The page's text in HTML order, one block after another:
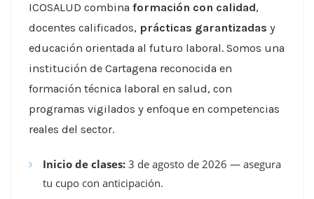
ICOSALUD combina formación con calidad,
docentes calificados, prácticas garantizadas y
educación orientada al futuro laboral. Somos una
institución de Cartagena reconocida en
formación técnica laboral en salud, con
programas vigilados y enfoque en competencias
reales del sector.
Inicio de clases: 3 de agosto de 2026 — asegura
tu cupo con anticipación.